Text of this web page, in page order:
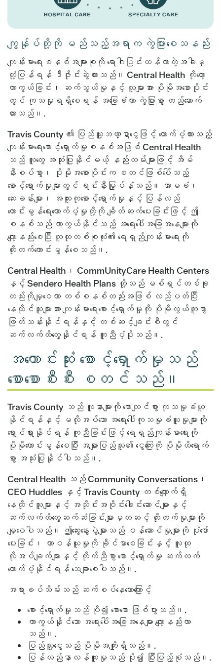
ကျွန်ုပ်တို့ကို မည်သည့်အရာက ကွဲပြားစေသနည်း
ကျန်းမာရေးစနစ်အများစုကို ရောဂါပြင်းထန်လာတဲ့အခါမှ
တုံ့ပြန်ရန် ဒီဇိုင်းဆွဲထားသည်။ Central Health ကိုတော့
ကာကွယ်ခြင်း၊ ဆက်သွယ်မှုနှင့် လူများအား ပိုမိုအစောပိုင်း
တွင် ကုသမှုရရှိစေရန် အခြေခံကာ ကွဲပြားစွာ တည်ဆောက်
ထားသည်။.
Travis County ၏ ပြည်သူ့ဘဏ္ဍာငွေဖြင့် ထောက်ပံ့ထားသည့်
ကျန်းမာရေးစောင့်ရှောက်မှုစနစ်အဖြစ် Central Health
သည် လူတွေ အသုံးပြုနိုင်မယ့် နည်းလမ်းများဖြင့် အိမ်
နီးစပ်စွာ၊ ပိုမိုအစောပိုင်းက စတင်ဖြစ်ပေါ်သည့်
စောင့်ရှောက်မှုများတွင် ရင်းနှီးမြှုပ်နှံသည်။ အာမခံ၊
ဆေးခန်းများ၊ အထူးကုစောင့်ရှောက်မှုနှင့် ပြန်လည်
ကောင်းမွန်ရေးထောက်ပံ့မှုတို့ကို ချိတ်ဆက်ပေးခြင်းဖြင့် ဤ
စနစ်သည် ကာကွယ်နိုင်သည့် အရေးပေါ်အခြေအနေများကို
လျော့နည်းစေပြီး လူထုတစ်စုလုံး၏ ရေရှည်ကျန်းမာရေးကို
တိုးတက်ကောင်းမွန်စေသည်။.
Central Health၊ CommUnityCare Health Centers
နှင့် Sendero Health Plans တို့သည် မစ်ရှင်တစ်ခု
တည်းကိုမျှဝေကာ တစ်စနစ်တည်းအဖြစ် လည်ပတ်ပြီး
နေထိုင်သူများအား ကျန်းမာရေးစောင့်ရှောက်မှုကို ပိုမိုလွယ်ကူစွာ
ဖြတ်သန်းနိုင်ရန်နှင့် တစ်ဆင့်ချင်းစီတွင်
ဆက်လက်ထိတွေ့နိုင်ရန် ကူညီပံ့ပိုးသည်။.
အကောင်းဆုံး စောင့်ရှောက်မှုသည်
စောစောစီးစီး စတင်သည်။
Travis County သည် လူနာများကို စောလျင်စွာ ကုသမှုခံယူ
နိုင်ရန်နှင့် မလိုအပ်သော အရေးပေါ်ကုသမှုခံယူမှုများကို
ရှောင်ရှားနိုင်ရန် ကူညီခြင်းဖြင့် ရေရှည်ကျန်းမာရေးကို
ပိုမိုကောင်းမွန်စေပြီး အများပြည်သူ၏ ငွေကြေးကို ပိုမိုထိရောက်
စွာ အသုံးပြုနိုင်ပါသည်။.
Central Health သည် Community Conversations၊
CEO Huddles နှင့် Travis County တစ်လျှောက်ရှိ
နေထိုင်သူများနှင့် အသိုင်းအဝိုင်းခေါင်းဆောင်များနှင့်
ဆက်လက်ထိတွေ့ဆက်ဆံခြင်းများမှတဆင့် တိုးတက်မှုများကို
မျှဝေပါသည်။ ဤဆွေးနွေးပွဲများသည် ဝန်ဆောင်မှုများကို ပုံဖော်
ပေးခြင်း၊ တာဝန်ယူမှုကို ခိုင်မာစေခြင်းနှင့် လူထု
လိုအပ်ချက်များနှင့် ကိုက်ညီစွာ စောင့်ရှောက်မှု ဆက်လက်
ထောက်ပံ့နိုင်ရန် သေချာစေပါသည်။.
အရာခပ်သိမ်းသည် ဆက်စပ်နေသောကြောင့်
စောင့်ရှောက်မှုသည် ပို၍ စောစော ဖြစ်ပွားသည်။.
ကာကွယ်နိုင်သော အရေးပေါ်အခြေအနေများ လျော့နည်းလာ
သည်။.
ပြည်သူ့ငွေသည် ပိုမိုအကျိုးရှိသည်။.
ပြန်လည်နာလန်ထူမှုသည် ပို၍ ပြီးပြည့်စုံသည်။.